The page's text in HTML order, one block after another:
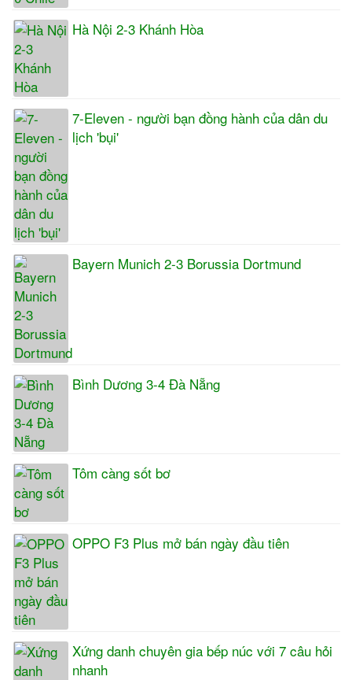
Hà Nội 2-3 Khánh Hòa
7-Eleven - người bạn đồng hành của dân du
lịch 'bụi'
Bayern Munich 2-3 Borussia Dortmund
Bình Dương 3-4 Đà Nẵng
Tôm càng sốt bơ
OPPO F3 Plus mở bán ngày đầu tiên
Xứng danh chuyên gia bếp núc với 7 câu hỏi
nhanh